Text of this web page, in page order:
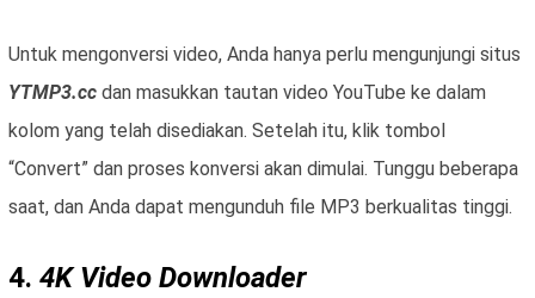
Untuk mengonversi video, Anda hanya perlu mengunjungi situs
YTMP3.cc dan masukkan tautan video YouTube ke dalam
kolom yang telah disediakan. Setelah itu, klik tombol
“Convert” dan proses konversi akan dimulai. Tunggu beberapa
saat, dan Anda dapat mengunduh file MP3 berkualitas tinggi.
4. 4K Video Downloader